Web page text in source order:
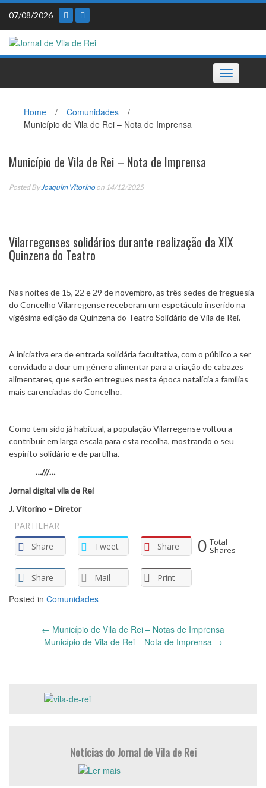
Skip
content
07/08/2026
Toggle
navigation
Home / Comunidades
/
Município de Vila de Rei – Nota de Imprensa
Município de Vila de Rei – Nota de Imprensa
Posted By Joaquim Vitorino on 14/12/2025
Vilarregenses solidários durante realização da XIX
Quinzena do Teatro
Nas noites de 15, 22 e 29 de novembro, as três sedes de freguesia
do Concelho Vilarregense receberam um espetáculo inserido na
vigésima edição da Quinzena do Teatro Solidário de Vila de Rei.
A iniciativa era de entrada solidária facultativa, com o público a ser
convidado a doar um género alimentar para a criação de cabazes
alimentares, que serão entregues nesta época natalícia a famílias
mais carenciadas do Concelho.
Como tem sido já habitual, a população Vilarregense voltou a
contribuir em larga escala para esta recolha, mostrando o seu
espírito solidário e de partilha.
…///…
Jornal digital vila de Rei
J. Vitorino – Diretor
PARTILHAR
Share
Tweet Share
Share Mail Print
0 Total
Shares
Posted in Comunidades
navigation
← Município de Vila de Rei – Notas de Imprensa
Município de Vila de Rei – Nota de Imprensa →
Notícias do Jornal de Vila de Rei